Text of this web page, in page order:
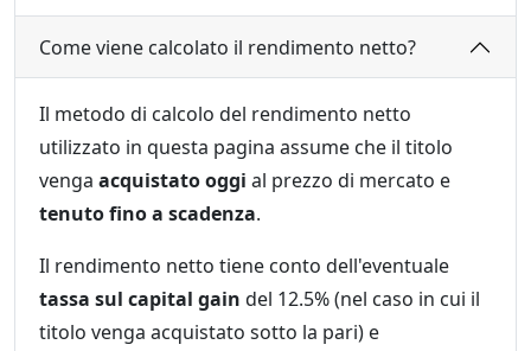
Come viene calcolato il rendimento netto?
Il metodo di calcolo del rendimento netto
utilizzato in questa pagina assume che il titolo
venga acquistato oggi al prezzo di mercato e
tenuto fino a scadenza.
Il rendimento netto tiene conto dell'eventuale
tassa sul capital gain del 12.5% (nel caso in cui il
titolo venga acquistato sotto la pari) e